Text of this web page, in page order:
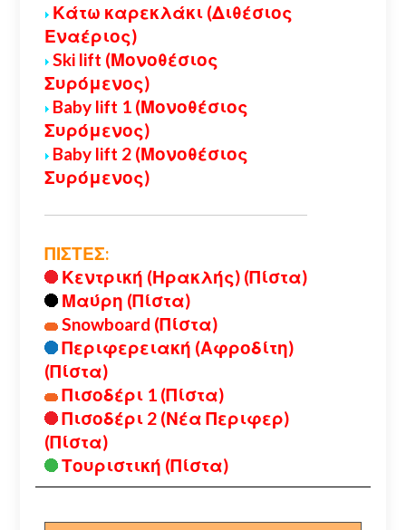
Κάτω καρεκλάκι (Διθέσιος
Εναέριος)
Ski lift (Μονοθέσιος
Συρόμενος)
Baby lift 1 (Μονοθέσιος
Συρόμενος)
Baby lift 2 (Μονοθέσιος
Συρόμενος)
ΠΙΣΤΕΣ:
Κεντρική (Ηρακλής) (Πίστα)
Μαύρη (Πίστα)
Snowboard (Πίστα)
Περιφερειακή (Αφροδίτη)
(Πίστα)
Πισοδέρι 1 (Πίστα)
Πισοδέρι 2 (Νέα Περιφερ)
(Πίστα)
Τουριστική (Πίστα)